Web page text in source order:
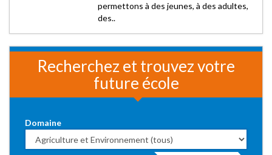
permettons à des jeunes, à des adultes,
des..
Recherchez et trouvez votre
future école
Domaine